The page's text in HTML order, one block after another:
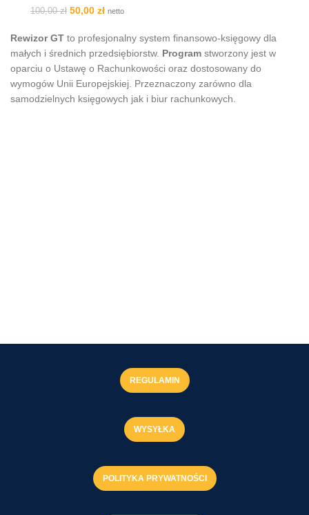
100,00zł Pierwotna
wynosiła:
100,00 zł.
50,00 złAktualna
wynosi:
50,00 zł.
netto
Rewizor GT to profesjonalny system finansowo-księgowy dla
małych i średnich przedsiębiorstw. Program stworzony jest w
oparciu o Ustawę o Rachunkowości oraz dostosowany do
wymogów Unii Europejskiej. Przeznaczony zarówno dla
samodzielnych księgowych jak i biur rachunkowych.
REGULAMIN
WYSYŁKA
POLITYKA PRYWATNOŚCI